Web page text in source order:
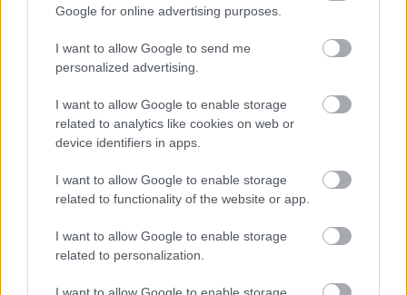
Google for online advertising purposes.
I want to allow Google to send me
personalized advertising.
I want to allow Google to enable storage
related to analytics like cookies on web or
device identifiers in apps.
I want to allow Google to enable storage
related to functionality of the website or app.
I want to allow Google to enable storage
related to personalization.
I want to allow Google to enable storage